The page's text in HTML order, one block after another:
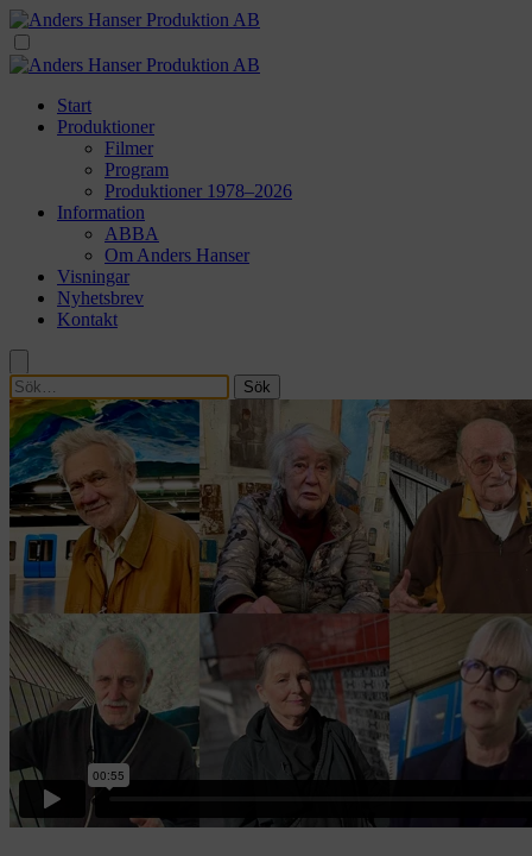
Start
Produktioner
Filmer
Program
Produktioner 1978–2026
Information
ABBA
Om Anders Hanser
Visningar
Nyhetsbrev
Kontakt
Sök